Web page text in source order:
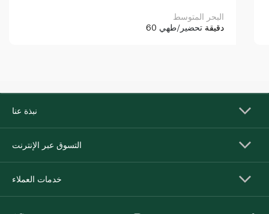
البحر المتوسط
60 دقيقة تحضير/طهي
نبذة عنا
التسوق عبر الإنترنت
خدمات العملاء